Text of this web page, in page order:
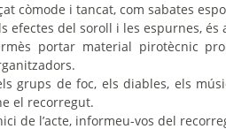
còmode i tancat, com sabates
efectes del soroll i les espurnes,
portar material pirotècnic
grups de foc, els diables, els
el recorregut.
de l’acte, informeu-vos del